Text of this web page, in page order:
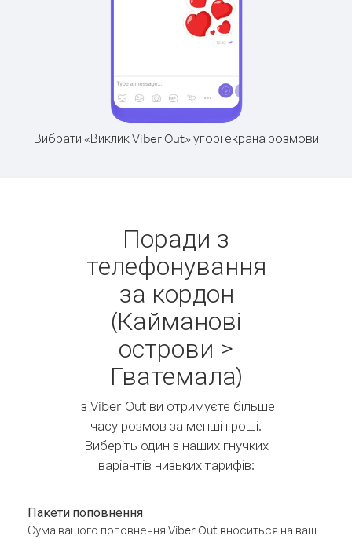
Вибрати «Виклик Viber Out» угорі екрана розмови
Поради з
телефонування
за кордон
(Кайманові
острови >
Гватемала)
Із Viber Out ви отримуєте більше
часу розмов за менші гроші.
Виберіть один з наших гнучких
варіантів низьких тарифів:
Пакети поповнення
Сума вашого поповнення Viber Out вноситься на ваш